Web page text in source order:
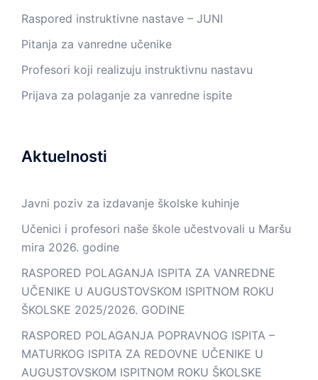
Raspored instruktivne nastave – JUNI
Pitanja za vanredne učenike
Profesori koji realizuju instruktivnu nastavu
Prijava za polaganje za vanredne ispite
Aktuelnosti
Javni poziv za izdavanje školske kuhinje
Učenici i profesori naše škole učestvovali u Maršu
mira 2026. godine
RASPORED POLAGANJA ISPITA ZA VANREDNE
UČENIKE U AUGUSTOVSKOM ISPITNOM ROKU
ŠKOLSKE 2025/2026. GODINE
RASPORED POLAGANJA POPRAVNOG ISPITA –
MATURKOG ISPITA ZA REDOVNE UČENIKE U
AUGUSTOVSKOM ISPITNOM ROKU ŠKOLSKE